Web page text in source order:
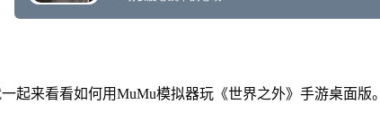
来看看如何用MuMu模拟器玩《世界之外》手游桌面版。